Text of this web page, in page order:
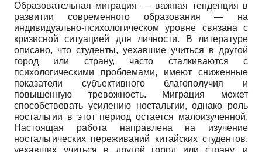
Образовательная миграция — важная тенденция в
развитии современного образования — на
индивидуально-психологическом уровне связана с
кризисной ситуацией для личности. В литературе
описано, что студенты, уехавшие учиться в другой
город или страну, часто сталкиваются с
психологическими проблемами, имеют сниженные
показатели субъективного благополучия и
повышенную тревожность. Миграция может
способствовать усилению ностальгии, однако роль
ностальгии в этот период остается малоизученной.
Настоящая работа направлена на изучение
ностальгических переживаний китайских студентов,